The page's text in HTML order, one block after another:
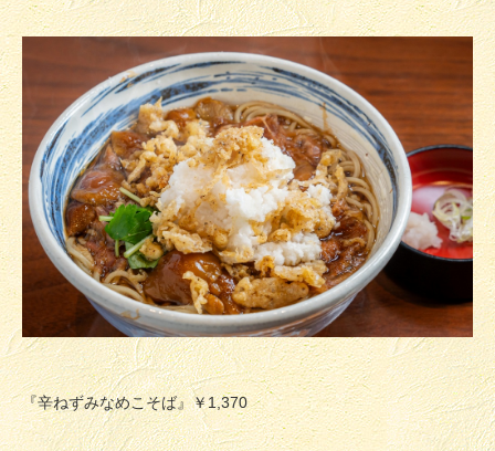
『辛ねずみなめこそば』￥1,370